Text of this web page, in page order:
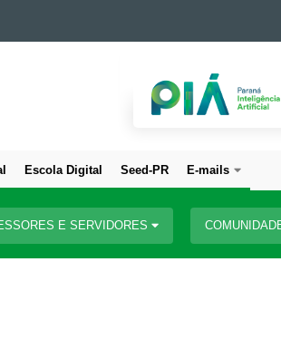
Escola Digital Seed-PR E-mails
E SERVIDORES